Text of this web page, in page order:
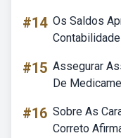
#14 Os Saldos
#15 Assegurar
De
#16 Sobre As
Correto